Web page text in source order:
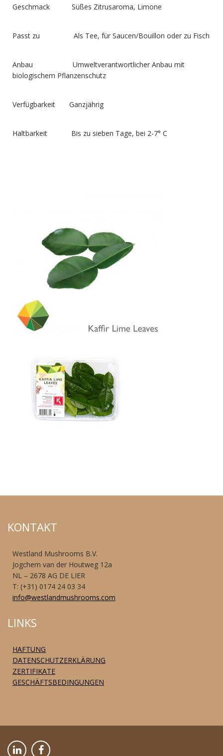
Geschmack Süßes Zitrusaroma, Limone
Passt zu Als Tee, für Saucen/Bouillon oder zu Fisch
Anbau Umweltverantwortlicher Anbau mit
biologischem Pflanzenschutz
Verfügbarkeit Ganzjährig
Haltbarkeit Bis zu sieben Tage, bei 2-7° C
KONTAKT
Westland Mushrooms B.V.
Jogchem van der Houtweg 12a
NL – 2678 AG DE LIER
T: (+31) 0174 24 03 34
info@westlandmushrooms.com
LINKS
HAFTUNG
DATENSCHUTZERKLÄRUNG
ZERTIFIKATE
GESCHÄFTSBEDINGUNGEN